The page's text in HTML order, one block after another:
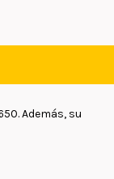
Además, su